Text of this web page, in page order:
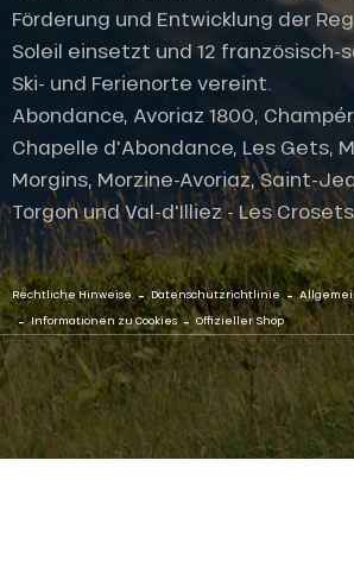
Förderung und Entwicklung der
Soleil einsetzt und 12 französisch-
Ski- und Ferienorte vereint.
Abondance, Avoriaz 1800,
Chapelle d'Abondance, Les Gets,
Morgins, Morzine-Avoriaz, Saint-
Torgon und Val-d'Illiez - Les
Rechtliche Hinweise - Datenschutzrichtlinie -
- Informationen zu Cookies - Offizieller Shop